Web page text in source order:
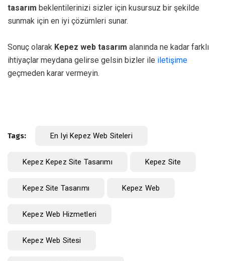
tasarım beklentilerinizi sizler için kusursuz bir şekilde
sunmak için en iyi çözümleri sunar.
Sonuç olarak Kepez web tasarım alanında ne kadar farklı
ihtiyaçlar meydana gelirse gelsin bizler ile iletişime
geçmeden karar vermeyin.
Tags: En Iyi Kepez Web Siteleri
Kepez Kepez Site Tasarımı Kepez Site
Kepez Site Tasarımı Kepez Web
Kepez Web Hizmetleri
Kepez Web Sitesi